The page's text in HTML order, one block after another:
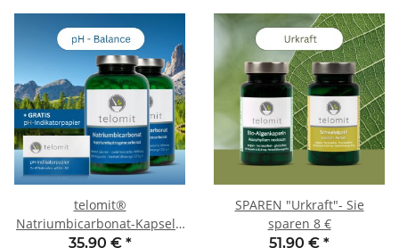
telomit®
Natriumbicarbonat-Kapseln
- 2 Dosen + GRATIS pH-
35,90 € *
SPAREN "Urkraft"- Sie
sparen 8 €
51,90 € *